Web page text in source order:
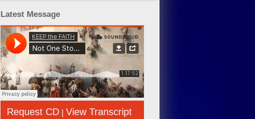
Latest Message
Request CD | View Transcript